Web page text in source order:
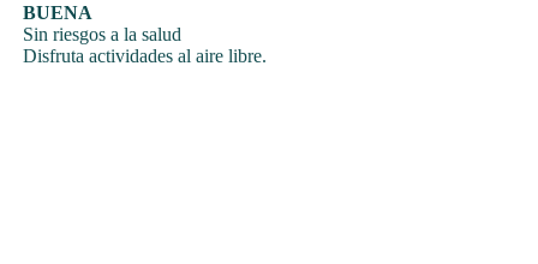
BUENA
Sin riesgos a la salud
Disfruta actividades al aire libre.